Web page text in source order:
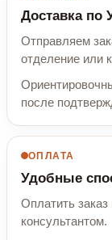
Доставка по
Отправляем
отделение или
после
ОПЛАТА
Удобные
Оплатить
консультантом.